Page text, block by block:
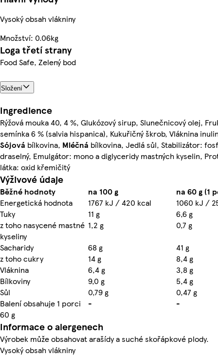
Vysoký obsah vlákniny
Množství: 0.06kg
Loga třetí strany
Food Safe, Zelený bod
Složení
Ingredience
Rýžová mouka 40, 4 %, Glukózový sirup, Slunečnicový olej,
semínka 6 % (salvia hispanica), Kukuřičný škrob, Vláknina
Sójová bílkovina, Mléčná bílkovina, Jedlá sůl, Stabilizátor:
draselný, Emulgátor: mono a diglyceridy mastných kyselin,
látka: oxid křemičitý
Výživové údaje
Běžné hodnoty na 100 g
na 60 g (1
Energetická hodnota
1767 kJ / 420 kcal
1060 kJ /
Tuky
11 g
6,6 g
z toho nasycené mastné
kyseliny
1,2 g
0,7 g
Sacharidy
68 g
41 g
z toho cukry
14 g
8,4 g
Vláknina
6,4 g
3,8 g
Bílkoviny
9,0 g
5,4 g
Sůl
0,79 g
0,47 g
Balení obsahuje 1 porci
60 g
- -
Informace o alergenech
Výrobek může obsahovat arašídy a suché skořápkové plody.
Vysoký obsah vlákniny